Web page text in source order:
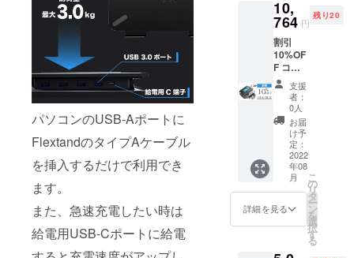
パソコンのUSB-Aポートに
FlextandのタイプAケーブル
を挿入するだけで利用でき
ます。
また、急速充電したい時は
給電用USB-Cポートに給電
早急に
ご連絡
致しま
す。
nd × 2
台 ■取
扱説明
書(保証
書) × 2
冊 ■六
角レン
チ × 2個
■すべり
止め × 8
※USB-
Aポート
を搭載
してい
るパソ
コン用
10,
764 円
残り20
割引
10%OF
F コー
ス 定価
11,960
円 →
10,764
（税・
送料
込） 配
送時
期：
2022年
8月予定
【内
支援
者：
0人
お届
け予
定：
2022
年08
月
詳細を見る
こ
の
リ
タ
ー
ン
を
選
択
す
る